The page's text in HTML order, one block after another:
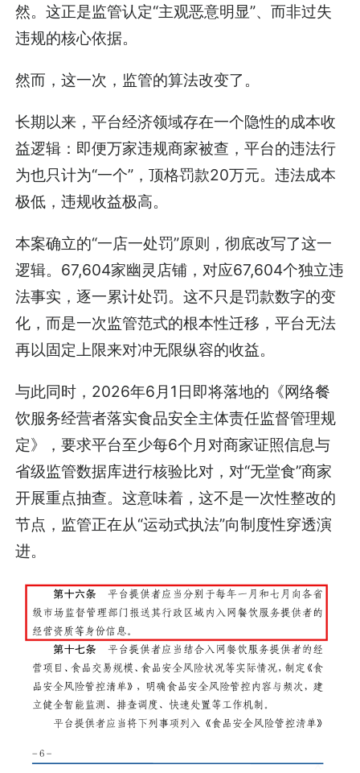
然。这正是监管认定“主观恶意明显”、而非过失
违规的核心依据。
然而，这一次，监管的算法改变了。
长期以来，平台经济领域存在一个隐性的成本收
益逻辑：即便万家违规商家被查，平台的违法行
为也只计为“一个”，顶格罚款20万元。违法成本
极低，违规收益极高。
本案确立的“一店一处罚”原则，彻底改写了这一
逻辑。67,604家幽灵店铺，对应67,604个独立违
法事实，逐一累计处罚。这不只是罚款数字的变
化，而是一次监管范式的根本性迁移，平台无法
再以固定上限来对冲无限纵容的收益。
与此同时，2026年6月1日即将落地的《网络餐
饮服务经营者落实食品安全主体责任监督管理规
定》，要求平台至少每6个月对商家证照信息与
省级监管数据库进行核验比对，对“无堂食”商家
开展重点抽查。这意味着，这不是一次性整改的
节点，监管正在从“运动式执法”向制度性穿透演
进。